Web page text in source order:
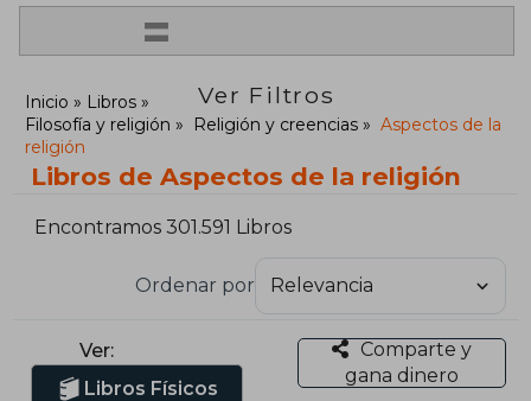
=
Ver Filtros
Inicio
Libros
Filosofía y religión
Religión y creencias
Aspectos de la
religión
Libros de Aspectos de la religión
Encontramos 301.591 Libros
Ordenar por
Ver:
Libros Físicos
Comparte y
gana dinero